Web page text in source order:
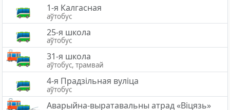
1-я Калгасная
аўтобус
25-я школа
аўтобус
31-я школа
аўтобус, трамвай
4-я Прадзільная вуліца
аўтобус
Аварыйна-выратавальны атрад «Вiцязь»